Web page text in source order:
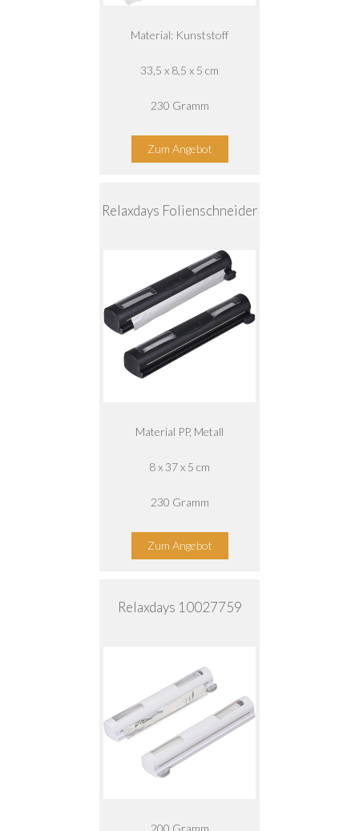
Material: Kunststoff
33,5 x 8,5 x 5 cm
230 Gramm
Zum Angebot
Relaxdays Folienschneider
Material ‎PP, Metall
‎8 x 37 x 5 cm
230 Gramm
Zum Angebot
Relaxdays 10027759